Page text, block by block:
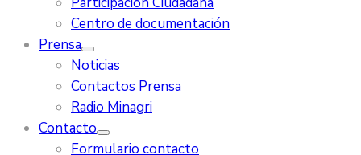
Centro de documentación
Prensa
Noticias
Contactos Prensa
Radio Minagri
Contacto
Formulario contacto